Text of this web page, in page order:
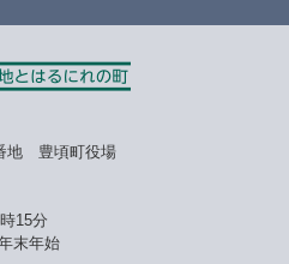
地 豊頃町役場
15分
末年始